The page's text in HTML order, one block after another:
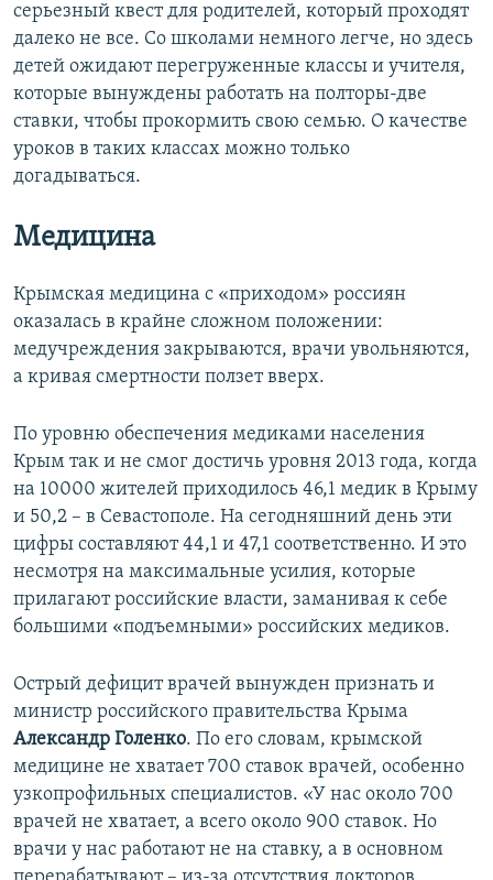
серьезный квест для родителей, который проходят
далеко не все. Со школами немного легче, но здесь
детей ожидают перегруженные классы и учителя,
которые вынуждены работать на полторы-две
ставки, чтобы прокормить свою семью. О качестве
уроков в таких классах можно только
догадываться.
Медицина
Крымская медицина с «приходом» россиян
оказалась в крайне сложном положении:
медучреждения закрываются, врачи увольняются,
а кривая смертности ползет вверх.
По уровню обеспечения медиками населения
Крым так и не смог достичь уровня 2013 года, когда
на 10000 жителей приходилось 46,1 медик в Крыму
и 50,2 – в Севастополе. На сегодняшний день эти
цифры составляют 44,1 и 47,1 соответственно. И это
несмотря на максимальные усилия, которые
прилагают российские власти, заманивая к себе
большими «подъемными» российских медиков.
Острый дефицит врачей вынужден признать и
министр российского правительства Крыма
Александр Голенко. По его словам, крымской
медицине не хватает 700 ставок врачей, особенно
узкопрофильных специалистов. «У нас около 700
врачей не хватает, а всего около 900 ставок. Но
врачи у нас работают не на ставку, а в основном